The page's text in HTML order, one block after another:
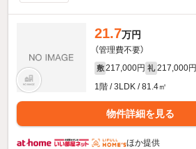
21.7万円
（管理費不要）
敷 217,000円 礼 217,000円
1階 / 3LDK / 81.4㎡
物件詳細を見る
ほか提供